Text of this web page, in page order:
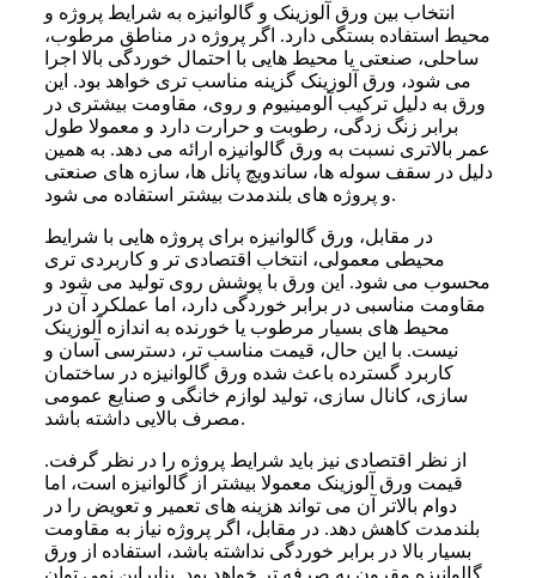
انتخاب بین ورق آلوزینک و گالوانیزه به شرایط پروژه و
محیط استفاده بستگی دارد. اگر پروژه در مناطق مرطوب،
ساحلی، صنعتی یا محیط هایی با احتمال خوردگی بالا اجرا
می شود، ورق آلوزینک گزینه مناسب تری خواهد بود. این
ورق به دلیل ترکیب آلومینیوم و روی، مقاومت بیشتری در
برابر زنگ زدگی، رطوبت و حرارت دارد و معمولا طول
عمر بالاتری نسبت به ورق گالوانیزه ارائه می دهد. به همین
دلیل در سقف سوله ها، ساندویچ پانل ها، سازه های صنعتی
و پروژه های بلندمدت بیشتر استفاده می شود.
در مقابل، ورق گالوانیزه برای پروژه هایی با شرایط
محیطی معمولی، انتخاب اقتصادی تر و کاربردی تری
محسوب می شود. این ورق با پوشش روی تولید می شود و
مقاومت مناسبی در برابر خوردگی دارد، اما عملکرد آن در
محیط های بسیار مرطوب یا خورنده به اندازه آلوزینک
نیست. با این حال، قیمت مناسب تر، دسترسی آسان و
کاربرد گسترده باعث شده ورق گالوانیزه در ساختمان
سازی، کانال سازی، تولید لوازم خانگی و صنایع عمومی
مصرف بالایی داشته باشد.
از نظر اقتصادی نیز باید شرایط پروژه را در نظر گرفت.
قیمت ورق آلوزینک معمولا بیشتر از گالوانیزه است، اما
دوام بالاتر آن می تواند هزینه های تعمیر و تعویض را در
بلندمدت کاهش دهد. در مقابل، اگر پروژه نیاز به مقاومت
بسیار بالا در برابر خوردگی نداشته باشد، استفاده از ورق
گالوانیزه مقرون به صرفه تر خواهد بود. بنابراین نمی توان